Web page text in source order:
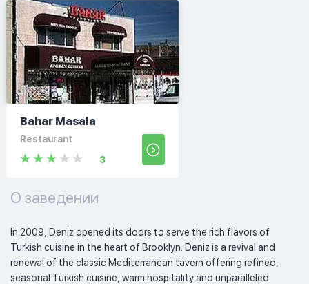
Bahar Masala
Restaurant
3
О заведении
In 2009, Deniz opened its doors to serve the rich flavors of
Turkish cuisine in the heart of Brooklyn. Deniz is a revival and
renewal of the classic Mediterranean tavern offering refined,
seasonal Turkish cuisine, warm hospitality and unparalleled